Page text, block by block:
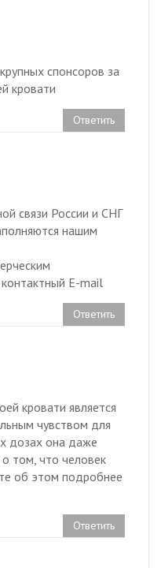
спонсоров за
кровати
Ответить
связи России и СНГ
нашим
E-mail
Ответить
кровати является
чувством для
дозах она даже
том, что человек
об этом подробнее
Ответить